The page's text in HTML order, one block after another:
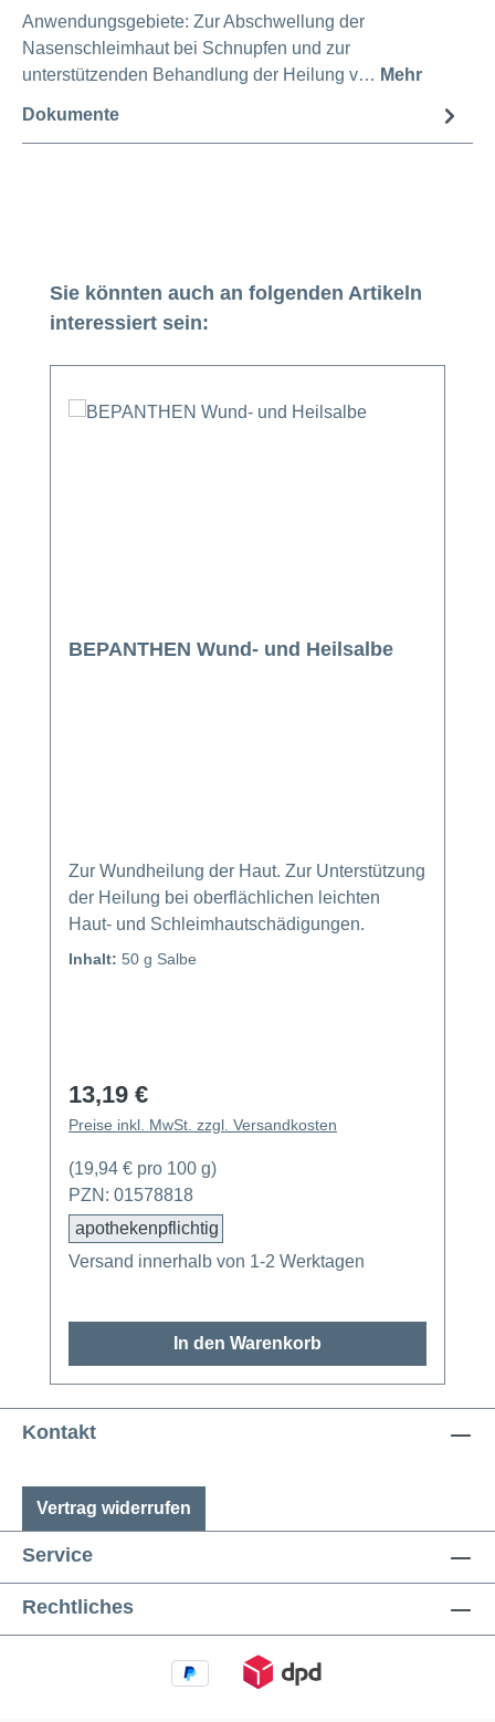
Anwendungsgebiete: Zur Abschwellung der
Nasenschleimhaut bei Schnupfen und zur
unterstützenden Behandlung der Heilung v… Mehr
Dokumente
Produktgalerie überspringen
Sie könnten auch an folgenden Artikeln
interessiert sein:
BEPANTHEN Wund- und Heilsalbe
Zur Wundheilung der Haut. Zur Unterstützung
der Heilung bei oberflächlichen leichten
Haut- und Schleimhautschädigungen.
Inhalt: 50 g Salbe
Regulärer Preis:
13,19 €
Preise inkl. MwSt. zzgl. Versandkosten
(19,94 € pro 100 g)
PZN: 01578818
apothekenpflichtig
Versand innerhalb von 1-2 Werktagen
In den Warenkorb
Kontakt
Vertrag widerrufen
Service
Rechtliches